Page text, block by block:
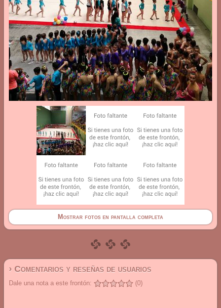
Mostrar fotos en pantalla completa
› Comentarios y reseñas de usuarios
Dale una nota a este frontón: (0)